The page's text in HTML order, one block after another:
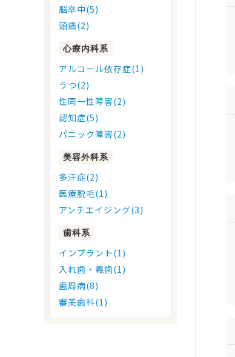
脳卒中(5)
頭痛(2)
心療内科系
アルコール依存症(1)
うつ(2)
性同一性障害(2)
認知症(5)
パニック障害(2)
美容外科系
多汗症(2)
医療脱毛(1)
アンチエイジング(3)
歯科系
インプラント(1)
入れ歯・義歯(1)
歯周病(8)
審美歯科(1)